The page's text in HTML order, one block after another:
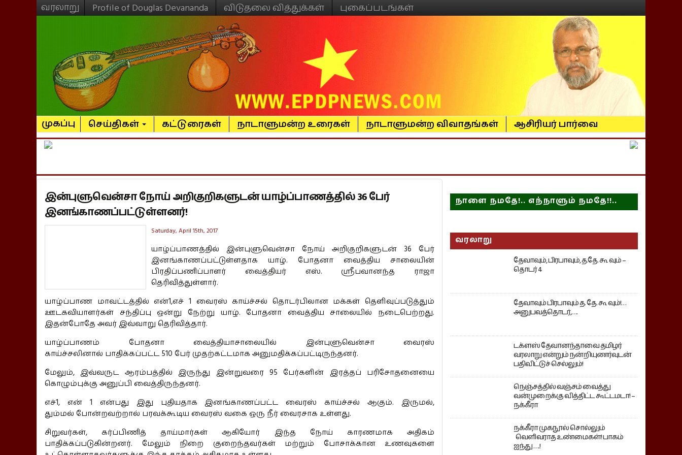
வரலாறு Profile of Douglas Devananda விடுதலை வித்துக்கள் புகைப்படங்கள்
முகப்பு செய்திகள் கட்டுரைகள் நாடாளுமன்ற உரைகள் நாடாளுமன்ற விவாதங்கள் ஆசிரியர் பார்வை
இன்புளுவென்சா நோய் அறிகுறிகளுடன் யாழ்ப்பாணத்தில் 36 பேர்
இனங்காணப்பட்டுள்ளனர்!
Saturday, April 15th, 2017
யாழ்ப்பாணத்தில் இன்புளுவென்சா நோய் அறிகுறிகளுடன் 36 பேர்
இனங்காணப்பட்டுள்ளதாக யாழ். போதனா வைத்திய சாலையின்
பிரதிப்பணிப்பாளர் வைத்தியர் எஸ். ஸ்ரீபவானந்த ராஜா
தெரிவித்துள்ளார்.
யாழ்ப்பாண மாவட்டத்தில் என்1,எச் 1 வைரஸ் காய்ச்சல் தொடர்பிலான மக்கள் தெளிவுப்படுத்தும்
ஊடகவியாளர்கள் சந்திப்பு ஒன்று நேற்று யாழ். போதனா வைத்திய சாலையில் நடைபெற்றது.
இதன்போதே அவர் இவ்வாறு தெரிவித்தார்.
யாழ்ப்பாணம் போதனா வைத்தியாசாலையில் இன்புளுவென்சா வைரஸ்
காய்ச்சலினால் பாதிக்கப்பட்ட 510 பேர் முதற்கட்டமாக அனுமதிக்கப்பட்டிருந்தனர்.
மேலும், இவ்வருட ஆரம்பத்தில் இருந்து இன்றுவரை 95 பேர்களின் இரத்தப் பரிசோதனையை
கொழும்புக்கு அனுப்பி வைத்திருந்தனர்.
எச்1, என் 1 என்பது இது புதியதாக இனங்காணப்பட்ட வைரஸ் காய்ச்சல் ஆகும். இருமல்,
தும்மல் போன்றவற்றால் பரவக்கூடிய வைரஸ் வகை ஒரு நீர் வைரசாக உள்ளது.
சிறுவர்கள், கர்ப்பிணித் தாய்மார்கள் ஆகியோர் இந்த நோய் காரணமாக அதிகம்
பாதிக்கப்படுகின்றனர். மேலும் நிறை குறைந்தவர்கள் மற்றும் போசாக்கான உணவுகளை
நாளை நமதே!.. எந்நாளும் நமதே!!..
வரலாறு
தேவாவும், பிரபாவும், த.தே. கூ வும் –
தொடர் 4
தேவாவும் பிரபாவும் த. தே. கூ வும்!…
அனுபவத்தொடர்,….
டக்ளஸ் தேவானந்தாவை தமிழர்
வரலாறு என்றும் நன்றியுணர்வுடன்
பதிவிட்டுச் செல்லும்!
நெஞ்சத்தில் வஞ்சம் வைத்து
வன்முறைக்கு வித்திட்ட கூட்டமடா! –
நக்கீரா
நக்கீரா முகநூல் சொல்லும்
வெளிவராத உண்மைகள்! பாகம்
ஐந்து ….!